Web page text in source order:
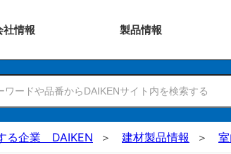
社情報 製品情報
る企業 DAIKEN 建材製品情報